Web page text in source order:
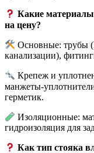
Какие
на цену?
Основные: трубы
канализации),
Крепеж и
манжеты-
герметик.
Изоляционные:
гидроизоляция для
Как тип стояка